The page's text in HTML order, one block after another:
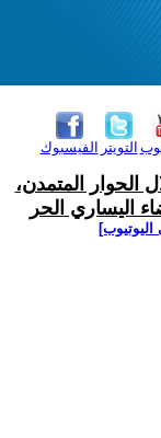
الفيسبوك التويتر
الحوار المتمدن،
اليساري الحر